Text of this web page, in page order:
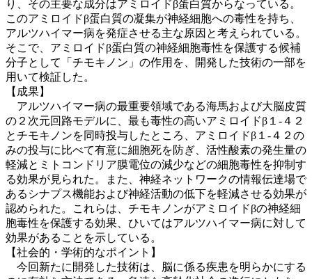
り、その主要な成分はアミロイドβ蛋白質からなっている。
このアミロイドβ蛋白質の凝集が神経細胞への毒性を持ち、
アルツハイマー病を発症させる主な原因と考えられている。
そこで、アミロイドβ蛋白質の神経細胞毒性を保護する候補
分子として「チモキノン」の作用を、開発した技術の一部を
用いて検証した。
【成果】
アルツハイマー病の最重要領域である海馬および大脳皮質
の２次元回路モデルに、最も毒性の高いアミロイドβ１-４２
とチモキノンを同時投与したところ、アミロイドβ１-４２の
みの投与に比べて有意に細胞死を防ぎ、活性酸素の発生量の
軽減とミトコンドリア膜電位の減少などの細胞毒性を抑制す
る効果が見られた。また、神経ネットワークの情報伝達場で
あるシナプス機能および神経活動の低下を軽減させる効果が
認められた。これらは、チモキノンがアミロイドβの神経細
胞毒性を保護する効果、ひいてはアルツハイマー病に対して
効果があることを示している。
【社会的・学術的なポイント】
今回新たに開発した技術は、脳に係る疾患を明らかにする